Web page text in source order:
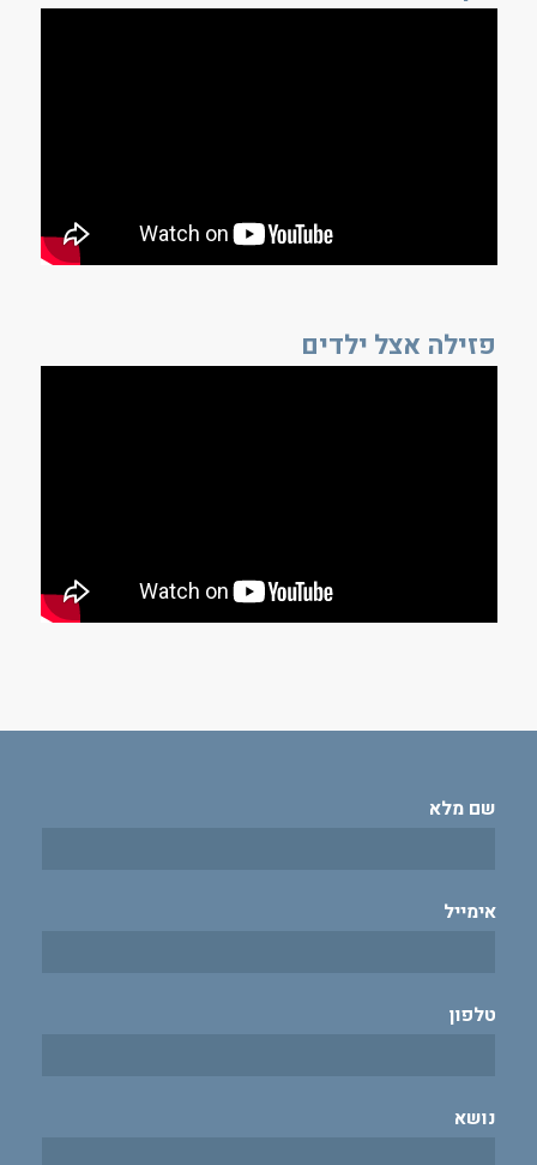
פזילה אצל ילדים
שם מלא
אימייל
טלפון
נושא